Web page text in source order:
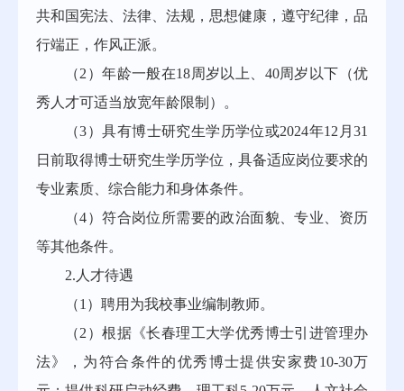
共和国宪法、法律、法规，思想健康，遵守纪律，品
行端正，作风正派。
（2）年龄一般在18周岁以上、40周岁以下（优
秀人才可适当放宽年龄限制）。
（3）具有博士研究生学历学位或2024年12月31
日前取得博士研究生学历学位，具备适应岗位要求的
专业素质、综合能力和身体条件。
（4）符合岗位所需要的政治面貌、专业、资历
等其他条件。
2.人才待遇
（1）聘用为我校事业编制教师。
（2）根据《长春理工大学优秀博士引进管理办
法》，为符合条件的优秀博士提供安家费10-30万